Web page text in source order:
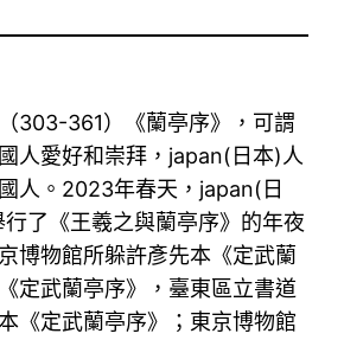
303-361）《蘭亭序》，可謂
人愛好和崇拜，japan(日本)人
人。2023年春天，japan(日
了《王羲之與蘭亭序》的年夜
博物館所躲許彥先本《定武蘭
定武蘭亭序》，臺東區立書道
《定武蘭亭序》；東京博物館